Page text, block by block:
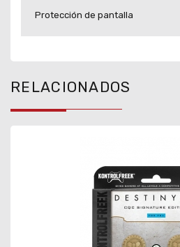
Protección de pantalla
RELACIONADOS